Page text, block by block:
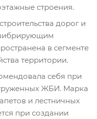
строения.
дорог и
в сегменте
территории.
себя при
ЖБИ. Марка
и лестничных
при создании